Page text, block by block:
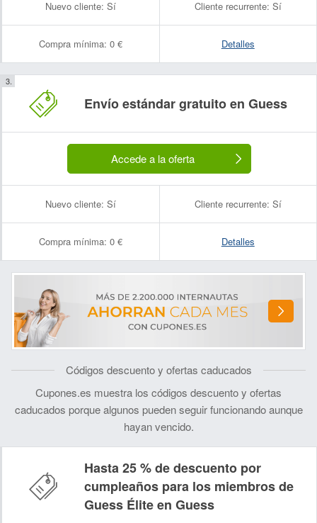
Nuevo cliente: Sí Cliente recurrente: Sí
Compra mínima: 0 € Detalles
Envío estándar gratuito en Guess
Accede a la oferta
Nuevo cliente: Sí Cliente recurrente: Sí
Compra mínima: 0 € Detalles
Códigos descuento y ofertas caducados
Cupones.es muestra los códigos descuento y ofertas
caducados porque algunos pueden seguir funcionando aunque
hayan vencido.
Hasta 25 % de descuento por
cumpleaños para los miembros de
Guess Élite en Guess